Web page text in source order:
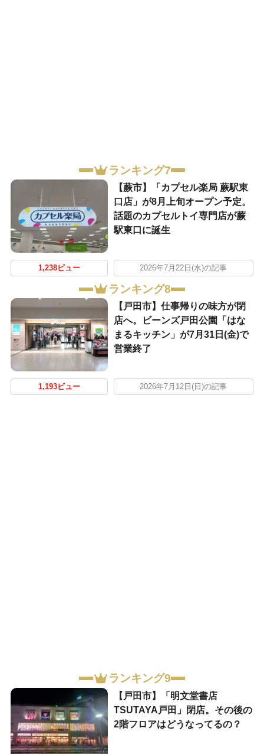
ランキング7
【蕨市】「カプセル楽局 蕨駅東
口店」が8月上旬オープン予定。
話題のカプセルトイ専門店が蕨
駅東口に誕生
1,238ビュー 2026年7月22日(水)の記事
ランキング8
【戸田市】仕事帰りの味方が閉
店へ。ビーンズ戸田公園「はな
まるキッチン」が7月31日(金)で
営業終了
1,193ビュー 2026年7月12日(日)の記事
ランキング9
【戸田市】「明文堂書店
TSUTAYA戸田」閉店。その後の
2階フロアはどうなってるの？